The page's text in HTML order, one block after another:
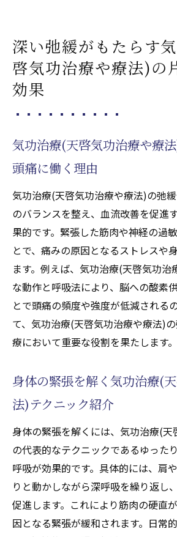
深い弛緩がもたらす
啓気功治療や療法)の
効果
気功治療(天啓気功治療や療
頭痛に働く理由
気功治療(天啓気功治療や療法)の弛
のバランスを整え、血流改善を促進
果的です。緊張した筋肉や神経の過
とで、痛みの原因となるストレスや
ます。例えば、気功治療(天啓気功
な動作と呼吸法により、脳への酸素
とで頭痛の頻度や強度が低減される
て、気功治療(天啓気功治療や療法)
療において重要な役割を果たします。
身体の緊張を解く気功治療(
法)テクニック紹介
身体の緊張を解くには、気功治療(
の代表的なテクニックであるゆった
呼吸が効果的です。具体的には、肩
りと動かしながら深呼吸を繰り返し
促進します。これにより筋肉の硬直
因となる緊張が緩和されます。日常